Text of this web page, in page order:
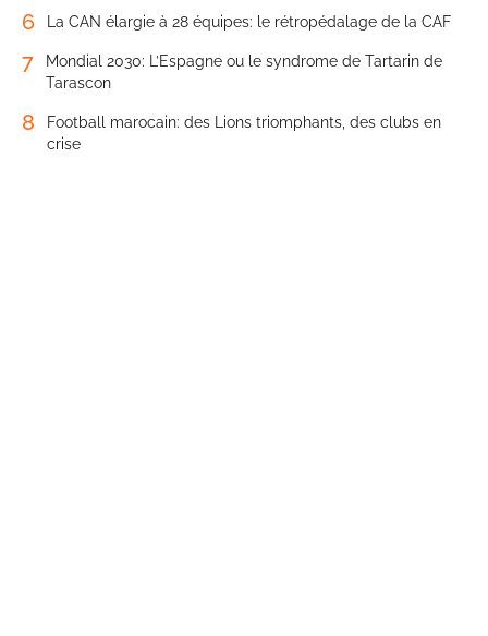
6 La CAN élargie à 28 équipes: le rétropédalage de la CAF
7
Mondial 2030: L’Espagne ou le syndrome de Tartarin de
Tarascon
8
Football marocain: des Lions triomphants, des clubs en
crise